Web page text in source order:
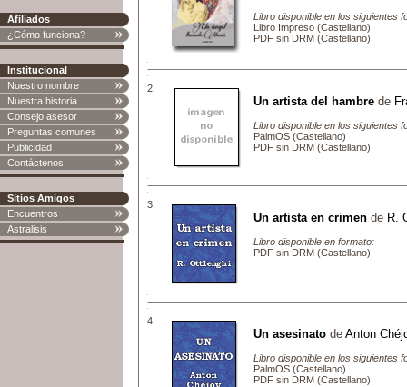
Afiliados
¿Cómo funciona?
Institucional
Nuestro nombre
Nuestra historia
Consejo asesor
Preguntas comunes
Publicidad
Contáctenos
Sitios Amigos
Encuentros
Astralisis
Libro disponible en los siguientes
Libro Impreso (Castellano)
PDF sin DRM (Castellano)
2.
Un artista del hambre de
Libro disponible en los siguientes
PalmOS (Castellano)
PDF sin DRM (Castellano)
3.
Un artista en crimen de R.
Libro disponible en formato:
PDF sin DRM (Castellano)
4.
Un asesinato de Anton
Libro disponible en los siguientes
PalmOS (Castellano)
PDF sin DRM (Castellano)